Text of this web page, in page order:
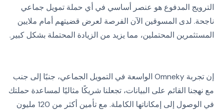
الترويج المدفوع هو عنصر أساسي في أي حملة تمويل جماعي
ناجحة. لدى المسوقين الآن الفرصة لعرض قضيتهم أمام ملايين
المستثمرين المحتملين، مما يزيد من الزيادة المحتملة بشكل كبير.
إن تجربة Omneky الواسعة في التمويل الجماعي، جنبًا إلى جنب
مع نهجنا القائم على البيانات، تجعلنا شريكًا مثاليًا لمساعدة حملتك
في الوصول إلى إمكاناتها الكاملة. مع تأمين أكثر من 120 مليون